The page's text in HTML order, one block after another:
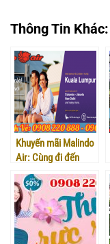
Thông Tin Khác:
Khuyến mãi Malindo
Air: Cùng đi đến
Malasia với vé máy
bay giá rẻ với 57 USD